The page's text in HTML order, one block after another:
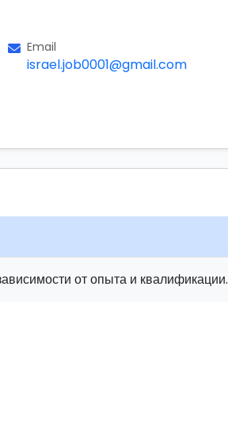
Email
israel.job0001@gmail.com
от опыта и квалификации.